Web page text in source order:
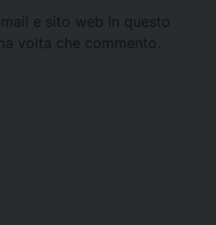
e sito web in questo
volta che commento.